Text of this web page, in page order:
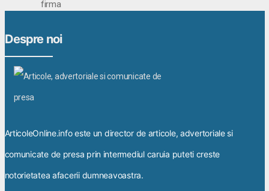
firma
Despre noi
ArticoleOnline.info este un director de articole, advertoriale si
comunicate de presa prin intermediul caruia puteti creste
notorietatea afacerii dumneavoastra.